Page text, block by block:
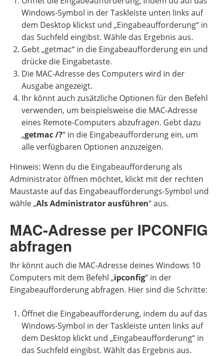
Windows-Symbol in der Taskleiste unten links auf
dem Desktop klickst und „Eingabeaufforderung“ in
das Suchfeld eingibst. Wähle das Ergebnis aus.
Gebt „getmac“ in die Eingabeaufforderung ein und
drücke die Eingabetaste.
Die MAC-Adresse des Computers wird in der
Ausgabe angezeigt.
Ihr könnt auch zusätzliche Optionen für den Befehl
verwenden, um beispielsweise die MAC-Adresse
eines Remote-Computers abzufragen. Gebt dazu
„getmac /?“ in die Eingabeaufforderung ein, um
alle verfügbaren Optionen anzuzeigen.
Hinweis: Wenn du die Eingabeaufforderung als
Administrator öffnen möchtet, klickt mit der rechten
Maustaste auf das Eingabeaufforderungs-Symbol und
wähle „Als Administrator ausführen“ aus.
MAC-Adresse per IPCONFIG
abfragen
Ihr könnt auch die MAC-Adresse deines Windows 10
Computers mit dem Befehl „ipconfig“ in der
Eingabeaufforderung abfragen. Hier sind die Schritte:
Öffnet die Eingabeaufforderung, indem du auf das
Windows-Symbol in der Taskleiste unten links auf
dem Desktop klickt und „Eingabeaufforderung“ in
das Suchfeld eingibst. Wählt das Ergebnis aus.